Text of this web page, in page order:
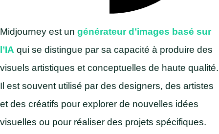
Midjourney est un générateur d’images basé sur
l’IA qui se distingue par sa capacité à produire des
visuels artistiques et conceptuelles de haute qualité.
Il est souvent utilisé par des designers, des artistes
et des créatifs pour explorer de nouvelles idées
visuelles ou pour réaliser des projets spécifiques.